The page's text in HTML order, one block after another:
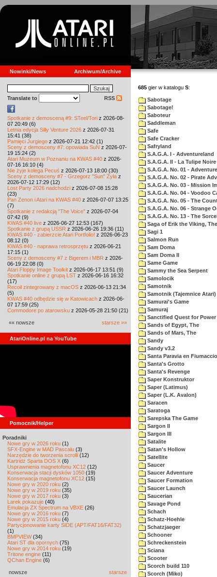
Nowinki/News Archiwum/Archive
Translate to RSS
Spotkanie z demosceną #9: STeel/Tori z 2026-08-
07 20:49 (6)
Letnia edycja Silly Venture 2026 z 2026-07-31
15:41 (38)
Pamięci Jurgiego z 2026-07-21 12:42 (1)
Sceny z demosceny #7: opowiada SuN z 2026-07-
19 15:24 (2)
Atari Muzeum w Poznaniu na KWAS #40 z 2026-
07-16 16:10 (4)
Nie żyje kolega Pecuś z 2026-07-13 18:00 (30)
Sceny z demosceny #7 - Grzegorz "Sun" Żyła z
2026-07-12 17:29 (12)
Lost Party 2026 nadchodzi z 2026-07-08 15:28
(23)
Pan Zenon i Atari na KWAS #40 z 2026-07-07 13:25
(7)
Spotkanie z redakcją "The Voice" z 2026-07-04
07:42 (9)
KWAS #40 live z 2026-06-27 12:53 (167)
Spotkanie z grupą USSR z 2026-06-26 19:36 (11)
KWAS #40 - zabierzcie Atari Portfolio! z 2026-06-23
08:12 (0)
KWAS #40 - naprawa retrosprzętu z 2026-06-21
17:15 (1)
Sceny z demosceny #7 z Bigerem i MBR z 2026-
06-19 22:08 (0)
Atari Floppy Image Toolkit z 2026-06-17 13:51 (9)
Spotkanie online z grupą LST z 2026-06-16 16:32
(17)
Recoil zintegrowany z macOS z 2026-06-13 21:34
(5)
KWAS #40 odbędzie się w Katowicach z 2026-06-
07 17:59 (25)
Commodore po atarowsku z 2026-05-28 21:50 (21)
«« nowsze starsze »»
AtariOnline.pl na YouTube
Pomocnik/Helper
Poradniki
Nowe gry w 2026 roku (1)
SFX-Engine w MAD Pascalu (3)
Narzędzie do tworzenia scrolli (12)
Kartridż Sparta DOS X (6)
Usprawnienia magnetofonu XC12 (12)
Konserwacja stacji dysków 1050 (19)
Konserwacja magnetofonu XC12 (15)
Nowe gry w 2020 roku (2)
Nowe gry w 2019 roku (35)
Nowe gry w 2017 roku (3)
Larek pokazuje (40)
Emulacja ZX Spectrum na VBXE (26)
Nowe gry w 2016 roku (7)
Nowe gry w 2015 roku (4)
Partycjonowanie karty SIDE (APT/FAT16/FAT32)
(1)
BMPVIEW(34)
Atari ST dla opornych (75)
Nowe gry w 2014 roku (19)
Tritone engine (11)
QChan Engine (6)
nowsze starsze
685 gier w katalogu S:
Sabotage
Sabotage!
Saboteur
Saddleman
Safe
Safe Cracker
Safryland
S.A.G.A. I - Adventureland
S.A.G.A. II - La Tulipe Noire
S.A.G.A. No. 01 -
S.A.G.A. No. 02 - Pirate
S.A.G.A. No. 03 - Mission
S.A.G.A. No. 04 - Voodoo
S.A.G.A. No. 05 - The
S.A.G.A. No. 06 - Strange
S.A.G.A. No. 13 - The
Saga of Erik the Viking, The
Sagi 1
Salmon Run
Sam Doma
Sam Doma II
Same Game
Sammy the Sea Serpent
Samolocik
Samotnik
Samotnik (Tajemnice Atari)
Samurai's Game
Samuraj
Sanctified Quest for Power
Sands of Egypt, The
Sands of Mars, The
Sandy
Sandy v3.2
Santa Paravia en Fiumaccio
Santa's Grotto
Santa's Revenge
Saper Konstruktor
Saper (Latimus)
Saper (L.K. Avalon)
Saracen
Saratoga
Sarepska The Game
Sargon II
Sargon III
Satalite
Satan's Hollow
Satellite
Saucer
Saucer Adventure
Saucer Formation
Saucer Launch
Saucerian
Savage Pond
Schach
Schatz-Hoehle
Schatzjaeger
Schooner
Schreckenstein
Sciana
Scooter
Scorch build 110
Scorch (Miko)